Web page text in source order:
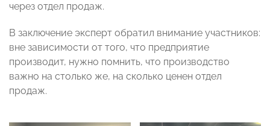
через отдел продаж.
В заключение эксперт обратил внимание участников:
вне зависимости от того, что предприятие
производит, нужно помнить, что производство
важно на столько же, на сколько ценен отдел
продаж.